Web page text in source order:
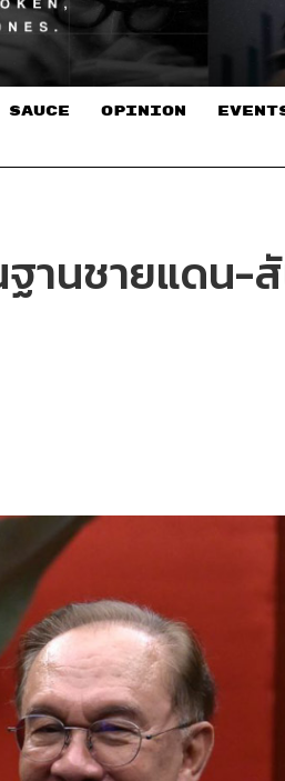
OPINION
ฐานชายแดน